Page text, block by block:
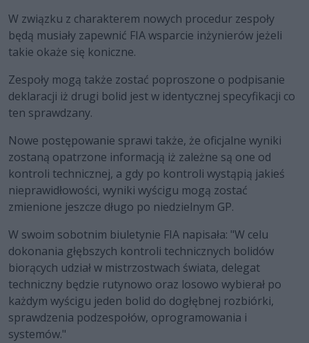
W związku z charakterem nowych procedur zespoły
będą musiały zapewnić FIA wsparcie inżynierów jeżeli
takie okaże się koniczne.
Zespoły mogą także zostać poproszone o podpisanie
deklaracji iż drugi bolid jest w identycznej specyfikacji co
ten sprawdzany.
Nowe postępowanie sprawi także, że oficjalne wyniki
zostaną opatrzone informacją iż zależne są one od
kontroli technicznej, a gdy po kontroli wystąpią jakieś
nieprawidłowości, wyniki wyścigu mogą zostać
zmienione jeszcze długo po niedzielnym GP.
W swoim sobotnim biuletynie FIA napisała: "W celu
dokonania głębszych kontroli technicznych bolidów
biorących udział w mistrzostwach świata, delegat
techniczny będzie rutynowo oraz losowo wybierał po
każdym wyścigu jeden bolid do dogłębnej rozbiórki,
sprawdzenia podzespołów, oprogramowania i
systemów."